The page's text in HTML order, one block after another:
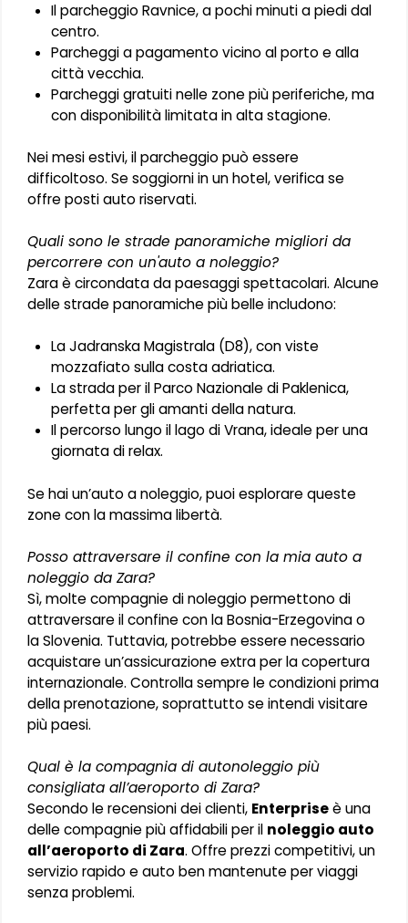
Il parcheggio Ravnice, a pochi minuti a piedi dal
centro.
Parcheggi a pagamento vicino al porto e alla
città vecchia.
Parcheggi gratuiti nelle zone più periferiche, ma
con disponibilità limitata in alta stagione.
Nei mesi estivi, il parcheggio può essere
difficoltoso. Se soggiorni in un hotel, verifica se
offre posti auto riservati.
Quali sono le strade panoramiche migliori da
percorrere con un'auto a noleggio?
Zara è circondata da paesaggi spettacolari. Alcune
delle strade panoramiche più belle includono:
La Jadranska Magistrala (D8), con viste
mozzafiato sulla costa adriatica.
La strada per il Parco Nazionale di Paklenica,
perfetta per gli amanti della natura.
Il percorso lungo il lago di Vrana, ideale per una
giornata di relax.
Se hai un’auto a noleggio, puoi esplorare queste
zone con la massima libertà.
Posso attraversare il confine con la mia auto a
noleggio da Zara?
Sì, molte compagnie di noleggio permettono di
attraversare il confine con la Bosnia-Erzegovina o
la Slovenia. Tuttavia, potrebbe essere necessario
acquistare un’assicurazione extra per la copertura
internazionale. Controlla sempre le condizioni prima
della prenotazione, soprattutto se intendi visitare
più paesi.
Qual è la compagnia di autonoleggio più
consigliata all’aeroporto di Zara?
Secondo le recensioni dei clienti, Enterpriseè una
delle compagnie più affidabili per il noleggio auto
all’aeroporto di Zara. Offre prezzi competitivi, un
servizio rapido e auto ben mantenute per viaggi
senza problemi.